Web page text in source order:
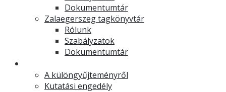
Dokumentumtár
Zalaegerszeg tagkönyvtár
Rólunk
Szabályzatok
Dokumentumtár
A különgyűjteményről
Kutatási engedély